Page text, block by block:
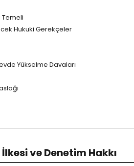
Temeli
Hukuki Gerekçeler
Yükselme Davaları
ve Denetim Hakkı